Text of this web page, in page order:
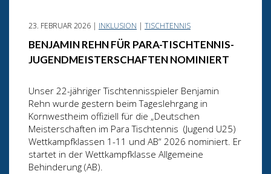
23. FEBRUAR 2026 | INKLUSION | TISCHTENNIS
BENJAMIN REHN FÜR PARA-TISCHTENNIS-
JUGENDMEISTERSCHAFTEN NOMINIERT
Unser 22-jähriger Tischtennisspieler Benjamin
Rehn wurde gestern beim Tageslehrgang in
Kornwestheim offiziell für die „Deutschen
Meisterschaften im Para Tischtennis (Jugend U25)
Wettkampfklassen 1-11 und AB“ 2026 nominiert. Er
startet in der Wettkampfklasse Allgemeine
Behinderung (AB).